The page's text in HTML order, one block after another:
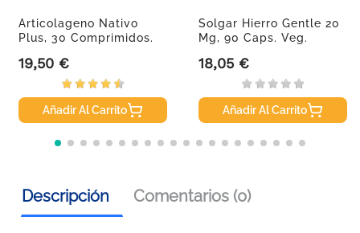
Articolageno Nativo
Plus, 30 Comprimidos.
Precio
19,50 €
Añadir Al Carrito
Solgar Hierro Gentle 20
Mg, 90 Caps. Veg.
Precio
18,05 €
Añadir Al Carrito
Descripción Comentarios (0)